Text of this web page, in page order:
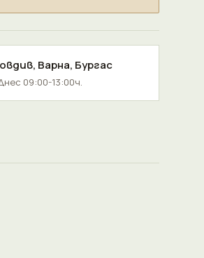
, Варна, Бургас
09:00-13:00ч.